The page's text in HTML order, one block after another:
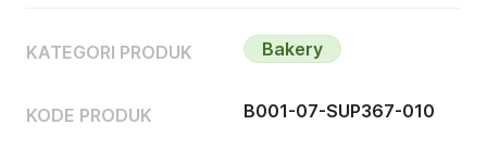
KATEGORI PRODUK Bakery
KODE PRODUK B001-07-SUP367-010